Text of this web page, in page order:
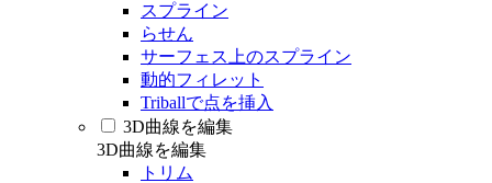
スプライン
らせん
サーフェス上のスプライン
動的フィレット
Triballで点を挿入
3D曲線を編集
3D曲線を編集
トリム